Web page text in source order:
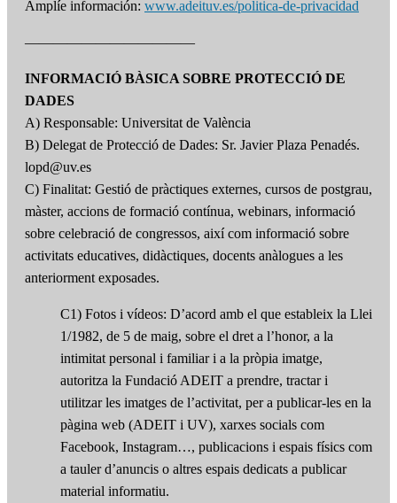
Amplíe información: www.adeituv.es/politica-de-privacidad
————————————
INFORMACIÓ BÀSICA SOBRE PROTECCIÓ DE
DADES
A) Responsable: Universitat de València
B) Delegat de Protecció de Dades: Sr. Javier Plaza Penadés.
lopd@uv.es
C) Finalitat: Gestió de pràctiques externes, cursos de postgrau,
màster, accions de formació contínua, webinars, informació
sobre celebració de congressos, així com informació sobre
activitats educatives, didàctiques, docents anàlogues a les
anteriorment exposades.
C1) Fotos i vídeos: D’acord amb el que estableix la Llei
1/1982, de 5 de maig, sobre el dret a l’honor, a la
intimitat personal i familiar i a la pròpia imatge,
autoritza la Fundació ADEIT a prendre, tractar i
utilitzar les imatges de l’activitat, per a publicar-les en la
pàgina web (ADEIT i UV), xarxes socials com
Facebook, Instagram…, publicacions i espais físics com
a tauler d’anuncis o altres espais dedicats a publicar
material informatiu.